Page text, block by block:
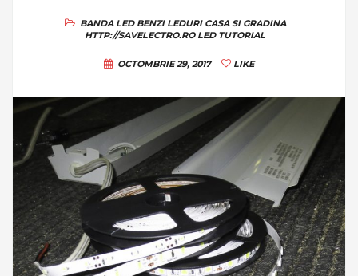
BANDA LED BENZI LEDURI CASA SI GRADINA
HTTP://SAVELECTRO.RO LED TUTORIAL
OCTOMBRIE 29, 2017 LIKE